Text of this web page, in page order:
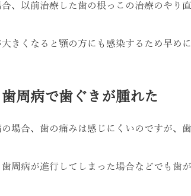
合、以前治療した歯の根っこの治療のやり
きくなると顎の方にも感染するため早め
歯周病で歯ぐきが腫れた
場合、歯の痛みは感じにくいのですが、
歯周病が進行してしまった場合などでも歯